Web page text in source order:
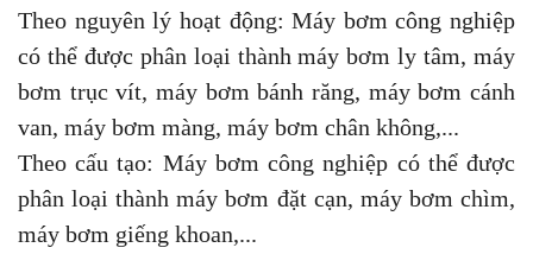
Theo nguyên lý hoạt động: Máy bơm công nghiệp
có thể được phân loại thành máy bơm ly tâm, máy
bơm trục vít, máy bơm bánh răng, máy bơm cánh
van, máy bơm màng, máy bơm chân không,...
Theo cấu tạo: Máy bơm công nghiệp có thể được
phân loại thành máy bơm đặt cạn, máy bơm chìm,
máy bơm giếng khoan,...